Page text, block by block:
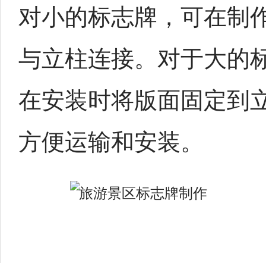
对小的标志牌，可在制
与立柱连接。对于大的
在安装时将版面固定到
方便运输和安装。